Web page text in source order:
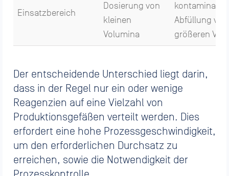
Einsatzbereich
Dosierung von
kleinen
Volumina
Abfüllung von
größeren
Der entscheidende Unterschied liegt darin,
dass in der Regel nur ein oder wenige
Reagenzien auf eine Vielzahl von
Produktionsgefäßen verteilt werden. Dies
erfordert eine hohe Prozessgeschwindigkeit,
um den erforderlichen Durchsatz zu
erreichen, sowie die Notwendigkeit der